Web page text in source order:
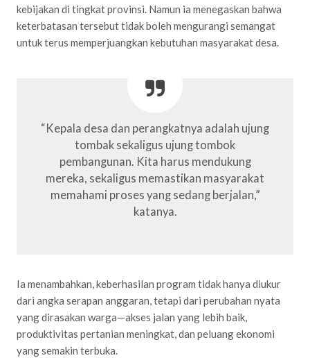
kebijakan di tingkat provinsi. Namun ia menegaskan bahwa
keterbatasan tersebut tidak boleh mengurangi semangat
untuk terus memperjuangkan kebutuhan masyarakat desa.
“Kepala desa dan perangkatnya adalah ujung
tombak sekaligus ujung tombok
pembangunan. Kita harus mendukung
mereka, sekaligus memastikan masyarakat
memahami proses yang sedang berjalan,”
katanya.
Ia menambahkan, keberhasilan program tidak hanya diukur
dari angka serapan anggaran, tetapi dari perubahan nyata
yang dirasakan warga—akses jalan yang lebih baik,
produktivitas pertanian meningkat, dan peluang ekonomi
yang semakin terbuka.